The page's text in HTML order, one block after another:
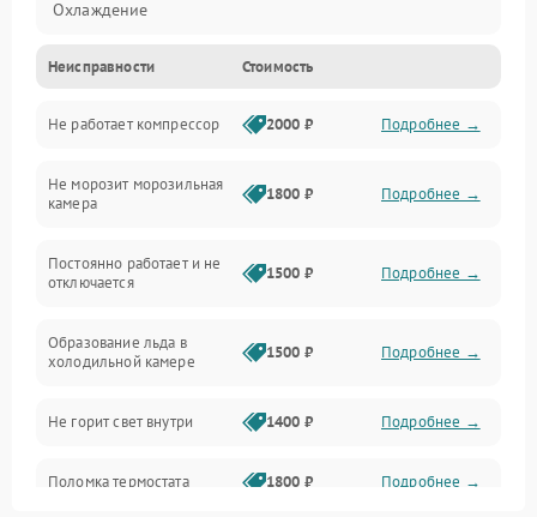
Охлаждение
Механика
Электропитание
Дренаж
Неисправности Стоимость
Не работает компрессор 2000 ₽ Подробнее →
Не морозит морозильная
камера
1800 ₽ Подробнее →
Постоянно работает и не
отключается
1500 ₽ Подробнее →
Образование льда в
холодильной камере
1500 ₽ Подробнее →
Не горит свет внутри 1400 ₽ Подробнее →
Поломка термостата 1800 ₽ Подробнее →